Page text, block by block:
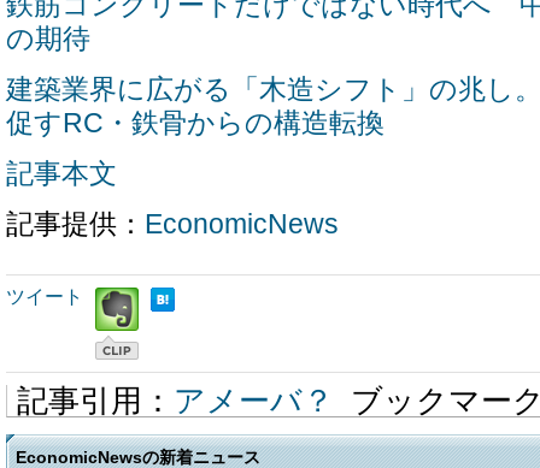
の期待
建築業界に広がる「木造シフト」の兆し
促すRC・鉄骨からの構造転換
記事本文
記事提供： EconomicNews
ツイート
記事引用： アメーバ？ ブックマー
EconomicNewsの新着ニュース